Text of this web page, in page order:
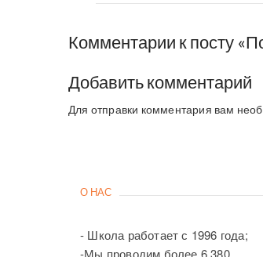
Комментарии к посту
Добавить комментарий
Для отправки комментария вам
О НАС
- Школа работает с 1996 года;
-Мы проводим более 6 380